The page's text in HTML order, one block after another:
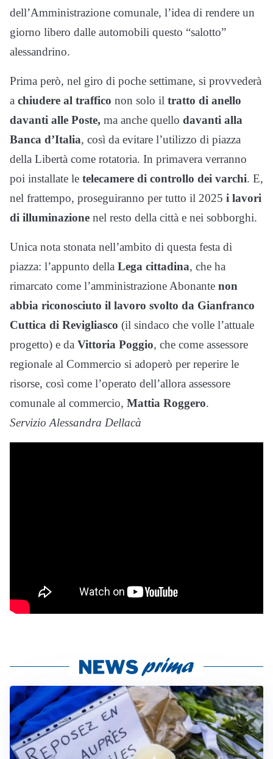
dell’Amministrazione comunale, l’idea di rendere un
giorno libero dalle automobili questo “salotto”
alessandrino.
Prima però, nel giro di poche settimane, si provvederà
a chiudere al traffico non solo il tratto di anello
davanti alle Poste, ma anche quello davanti alla
Banca d’Italia, così da evitare l’utilizzo di piazza
della Libertà come rotatoria. In primavera verranno
poi installate le telecamere di controllo dei varchi. E,
nel frattempo, proseguiranno per tutto il 2025 i lavori
di illuminazione nel resto della città e nei sobborghi.
Unica nota stonata nell’ambito di questa festa di
piazza: l’appunto della Lega cittadina, che ha
rimarcato come l’amministrazione Abonante non
abbia riconosciuto il lavoro svolto da Gianfranco
Cuttica di Revigliasco (il sindaco che volle l’attuale
progetto) e da Vittoria Poggio, che come assessore
regionale al Commercio si adoperò per reperire le
risorse, così come l’operato dell’allora assessore
comunale al commercio, Mattia Roggero.
Servizio Alessandra Dellacà